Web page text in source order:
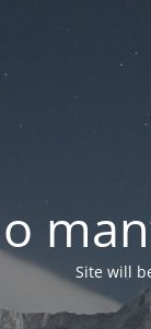
Site will